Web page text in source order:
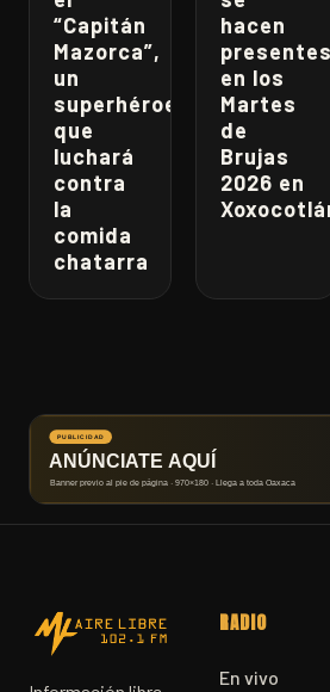
“Capitán
Mazorca”,
un
superhéroe
que
luchará
contra
la
comida
chatarra
hacen
presentes
en los
Martes
de
Brujas
2026 en
RADIO
En vivo